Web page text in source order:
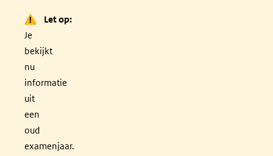
Let op:
Je
bekijkt
nu
informatie
uit
een
oud
examenjaar.